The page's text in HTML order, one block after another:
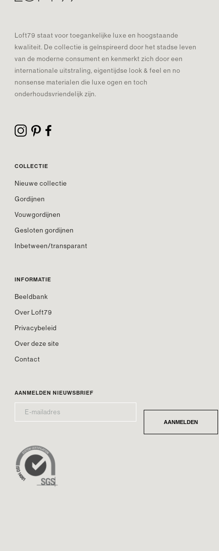
Loft79 staat voor toegankelijke luxe en hoogstaande
kwaliteit. De collectie is geïnspireerd door het stadse leven
van de moderne consument en kenmerkt zich door een
internationale uitstraling, eigentijdse look & feel en no
nonsense materialen die luxe ogen en toch
onderhoudsvriendelijk zijn.
COLLECTIE
Nieuwe collectie
Gordijnen
Vouwgordijnen
Gesloten gordijnen
Inbetween/transparant
INFORMATIE
Beeldbank
Over Loft79
Privacybeleid
Over deze site
Contact
AANMELDEN NIEUWSBRIEF
MAILADRES* AANMELDEN